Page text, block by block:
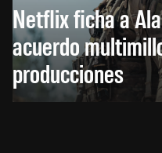
Netflix ficha a
acuerdo
producciones